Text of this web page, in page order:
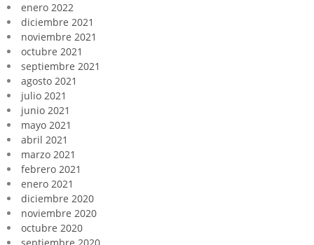
enero 2022
diciembre 2021
noviembre 2021
octubre 2021
septiembre 2021
agosto 2021
julio 2021
junio 2021
mayo 2021
abril 2021
marzo 2021
febrero 2021
enero 2021
diciembre 2020
noviembre 2020
octubre 2020
septiembre 2020